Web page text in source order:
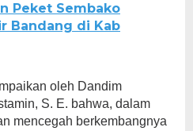
Peket Sembako
Bandang di Kab
oleh Dandim
S. E. bahwa, dalam
mencegah berkembangnya